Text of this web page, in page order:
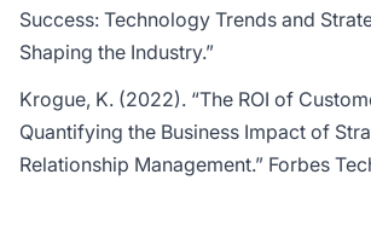
Success: Technology Trends and
Shaping the Industry.”
Krogue, K. (2022). “The ROI of
Quantifying the Business Impact of
Relationship Management.” Forbes